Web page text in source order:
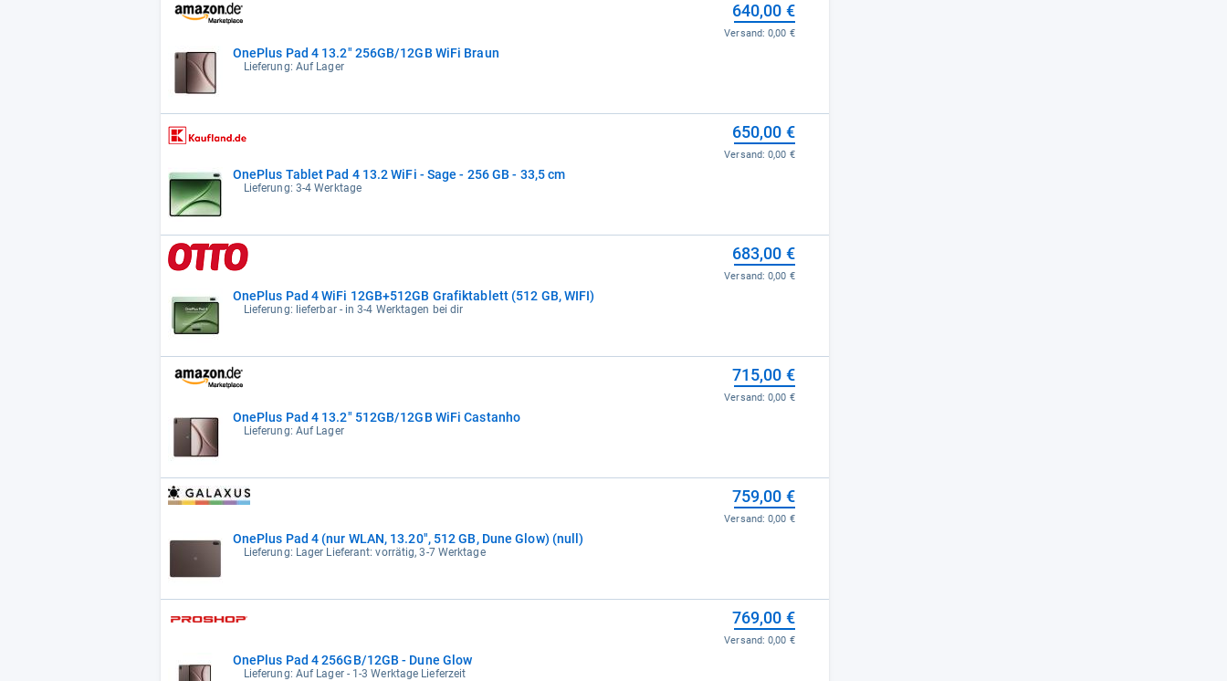
OnePlus Pad 4 13.2" 256GB/12GB WiFi Braun
Lieferung: Auf Lager
640,00 €
Versand:0,00 €
OnePlus Tablet Pad 4 13.2 WiFi - Sage - 256 GB - 33,5 cm
Lieferung: 3-4 Werktage
650,00 €
Versand:0,00 €
OnePlus Pad 4 WiFi 12GB+512GB Grafiktablett (512 GB, WIFI)
Lieferung: lieferbar - in 3-4 Werktagen bei dir
683,00 €
Versand:0,00 €
OnePlus Pad 4 13.2" 512GB/12GB WiFi Castanho
Lieferung: Auf Lager
715,00 €
Versand:0,00 €
OnePlus Pad 4 (nur WLAN, 13.20", 512 GB, Dune Glow) (null)
Lieferung: Lager Lieferant: vorrätig, 3-7 Werktage
759,00 €
Versand:0,00 €
OnePlus Pad 4 256GB/12GB - Dune Glow
Lieferung: Auf Lager - 1-3 Werktage Lieferzeit
769,00 €
Versand:0,00 €